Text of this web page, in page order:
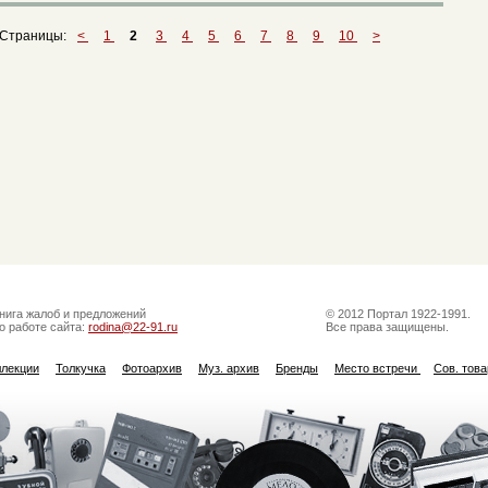
Страницы: < 1 2 3 4 5 6 7 8 9 10 >
жалоб и предложений
работе сайта: rodina@22-91.ru
© 2012 Портал 1922-1991.
Все права защищены.
Толкучка Фотоархив Муз. архив Бренды Место встречи Сов.